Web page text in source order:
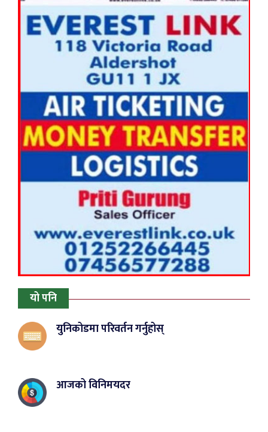
यो पनि
युनिकोडमा परिवर्तन गर्नुहोस्
आजको विनिमयदर